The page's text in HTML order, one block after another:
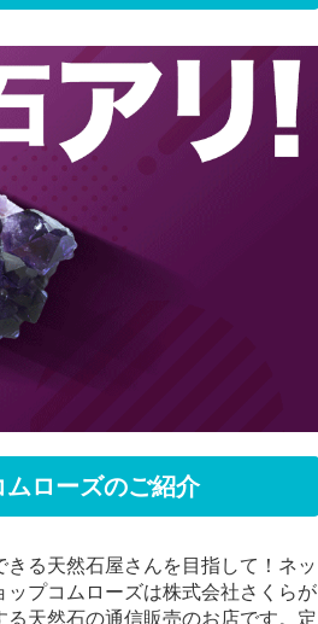
ムローズのご紹介
きる天然石屋さんを目指して！ネッ
ップコムローズは株式会社さくらが
る天然石の通信販売のお店です。定